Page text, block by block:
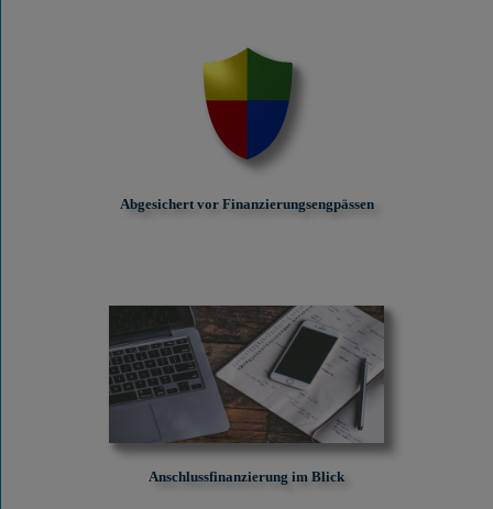
Abgesichert vor Finanzierungs­engpässen
Anschlussfinanzierung im Blick